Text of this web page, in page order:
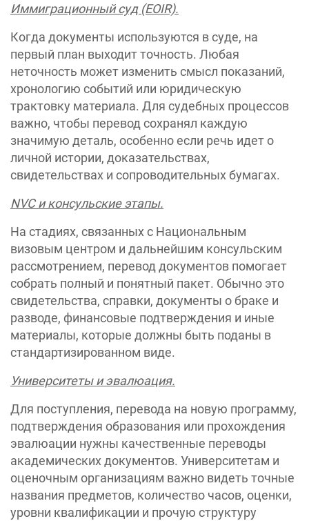
Иммиграционный суд (EOIR).
Когда документы используются в суде, на
первый план выходит точность. Любая
неточность может изменить смысл показаний,
хронологию событий или юридическую
трактовку материала. Для судебных процессов
важно, чтобы перевод сохранял каждую
значимую деталь, особенно если речь идет о
личной истории, доказательствах,
свидетельствах и сопроводительных бумагах.
NVC и консульские этапы.
На стадиях, связанных с Национальным
визовым центром и дальнейшим консульским
рассмотрением, перевод документов помогает
собрать полный и понятный пакет. Обычно это
свидетельства, справки, документы о браке и
разводе, финансовые подтверждения и иные
материалы, которые должны быть поданы в
стандартизированном виде.
Университеты и эвалюация.
Для поступления, перевода на новую программу,
подтверждения образования или прохождения
эвалюации нужны качественные переводы
академических документов. Университетам и
оценочным организациям важно видеть точные
названия предметов, количество часов, оценки,
уровни квалификации и прочую структуру